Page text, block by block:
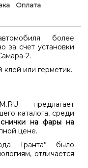
Оплата
более
за счет установки
2.
клей или герметик.
предлагает
каталога, среди
на фары на
цене.
Гранта” было
отличается